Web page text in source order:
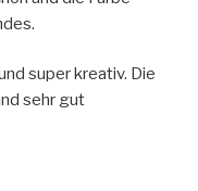
super kreativ. Die
sehr gut